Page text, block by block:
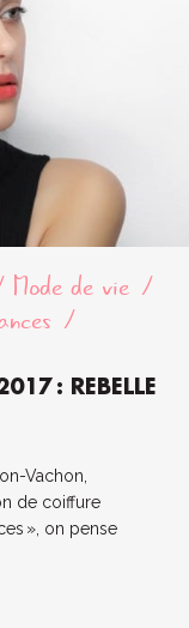
Mode de vie
: REBELLE
Vachon,
de coiffure
», on pense